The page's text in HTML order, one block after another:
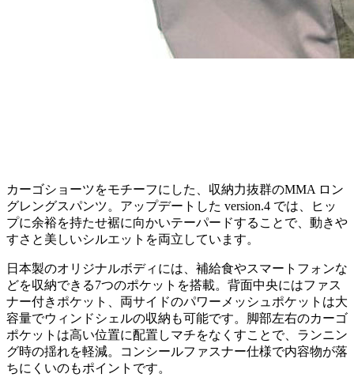
カーゴショーツをモチーフにした、収納力抜群のMMA ロン
グレングスパンツ。アップデートした version.4 では、ヒッ
プに余裕を持たせ裾に向かいテーパードすることで、動きや
すさと美しいシルエットを両立しています。
日本製のオリジナルボディには、補給食やスマートフォンな
どを収納できる7つのポケットを搭載。背面中央にはファス
ナー付きポケット、両サイドのパワーメッシュポケットは大
容量でウィンドシェルの収納も可能です。脚部左右のカーゴ
ポケットは高い位置に配置しマチをなくすことで、ランニン
グ時の揺れを軽減。コンシールファスナー仕様で内容物が落
ちにくいのもポイントです。